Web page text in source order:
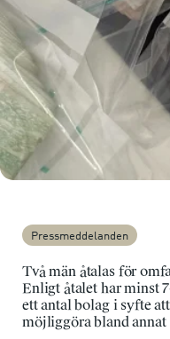
Pressmeddelanden
Två män åtalas för
Enligt åtalet har minst
ett antal bolag i syfte
möjliggöra bland